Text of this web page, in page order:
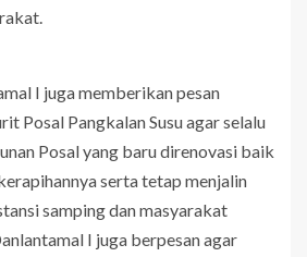
I juga memberikan pesan
Posal Pangkalan Susu agar selalu
Posal yang baru direnovasi baik
serta tetap menjalin
samping dan masyarakat
I juga berpesan agar